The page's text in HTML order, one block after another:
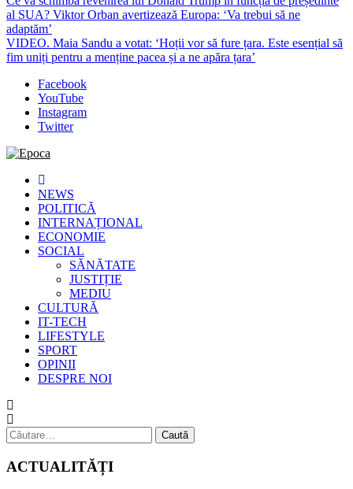
al SUA? Viktor Orban avertizează Europa: ‘Va trebui să ne
adaptăm’
VIDEO. Maia Sandu a votat: ‘Hoții vor să fure țara. Este esențial să
fim uniți pentru a menține pacea și a ne apăra țara’
Facebook
YouTube
Instagram
Twitter
Epoca
Cele mai noi știri online din România
NEWS
POLITICĂ
INTERNAȚIONAL
ECONOMIE
SOCIAL
SĂNĂTATE
JUSTIȚIE
MEDIU
CULTURĂ
IT-TECH
LIFESTYLE
SPORT
OPINII
DESPRE NOI
Caută
după:
ACTUALITĂȚI